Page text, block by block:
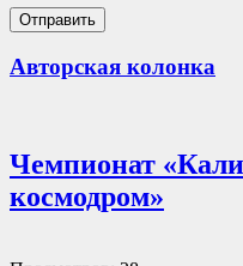
Авторская колонка
Чемпионат
космодром»